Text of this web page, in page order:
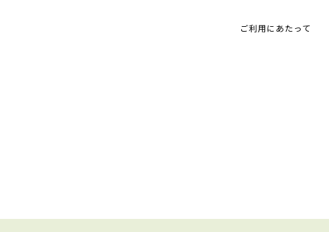
ご利用にあたって